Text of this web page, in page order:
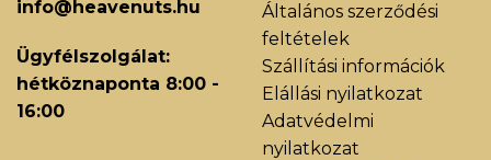
info@heavenuts.hu
Ügyfélszolgálat:
hétköznaponta 8:00 -
16:00
Általános szerződési
feltételek
Szállítási információk
Elállási nyilatkozat
Adatvédelmi
nyilatkozat